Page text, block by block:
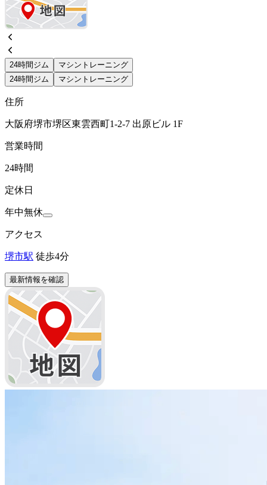
24時間ジム
マシントレーニング
24時間ジム
マシントレーニング
住所
大阪府堺市堺区東雲西町1-2-7 出原ビル 1F
営業時間
24時間
定休日
年中無休
アクセス
堺市駅 徒歩4分
最新情報を確認